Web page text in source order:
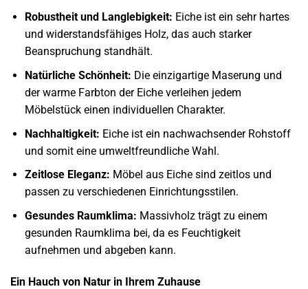
Robustheit und Langlebigkeit: Eiche ist ein sehr hartes
und widerstandsfähiges Holz, das auch starker
Beanspruchung standhält.
Natürliche Schönheit: Die einzigartige Maserung und
der warme Farbton der Eiche verleihen jedem
Möbelstück einen individuellen Charakter.
Nachhaltigkeit: Eiche ist ein nachwachsender Rohstoff
und somit eine umweltfreundliche Wahl.
Zeitlose Eleganz: Möbel aus Eiche sind zeitlos und
passen zu verschiedenen Einrichtungsstilen.
Gesundes Raumklima: Massivholz trägt zu einem
gesunden Raumklima bei, da es Feuchtigkeit
aufnehmen und abgeben kann.
Ein Hauch von Natur in Ihrem Zuhause